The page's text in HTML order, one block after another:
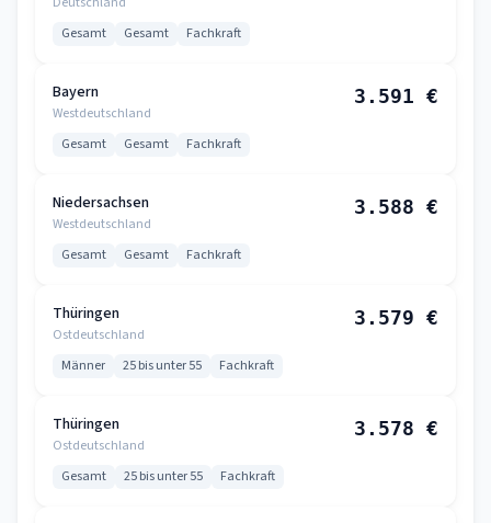
Gesamt
Gesamt Fachkraft
Bayern
Westdeutschland
3.591 €
Gesamt Gesamt Fachkraft
Niedersachsen
Westdeutschland
3.588 €
Gesamt Gesamt Fachkraft
Thüringen
Ostdeutschland
3.579 €
Männer 25 bis unter 55 Fachkraft
Thüringen
Ostdeutschland
3.578 €
Gesamt 25 bis unter 55 Fachkraft